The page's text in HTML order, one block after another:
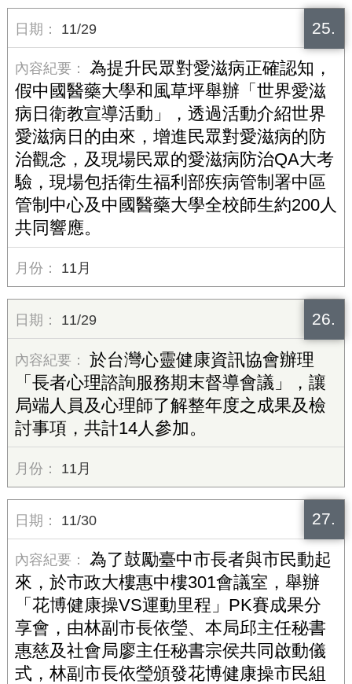
25.
11/29
為提升民眾對愛滋病正確認知，
假中國醫藥大學和風草坪舉辦「世界愛滋
病日衛教宣導活動」，透過活動介紹世界
愛滋病日的由來，增進民眾對愛滋病的防
治觀念，及現場民眾的愛滋病防治QA大考
驗，現場包括衛生福利部疾病管制署中區
管制中心及中國醫藥大學全校師生約200人
共同響應。
11月
26.
11/29
於台灣心靈健康資訊協會辦理
「長者心理諮詢服務期末督導會議」，讓
局端人員及心理師了解整年度之成果及檢
討事項，共計14人參加。
11月
27.
11/30
為了鼓勵臺中市長者與市民動起
來，於市政大樓惠中樓301會議室，舉辦
「花博健康操VS運動里程」PK賽成果分
享會，由林副市長依瑩、本局邱主任秘書
惠慈及社會局廖主任秘書宗侯共同啟動儀
式，林副市長依瑩頒發花博健康操市民組